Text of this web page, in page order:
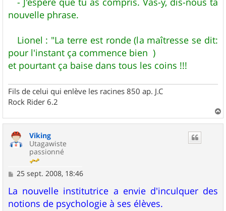
nouvelle phrase.
Lionel : "La terre est ronde (la maîtresse se dit:
pour l'instant ça commence bien )
et pourtant ça baise dans tous les coins !!!
Fils de celui qui enlève les racines 850 ap. J.C
Rock Rider 6.2
a
Viking
Utagawiste
passionné
M
s
s
a
25 sept. 2008, 18:46
La nouvelle institutrice a envie d'inculquer des
notions de psychologie à ses élèves.